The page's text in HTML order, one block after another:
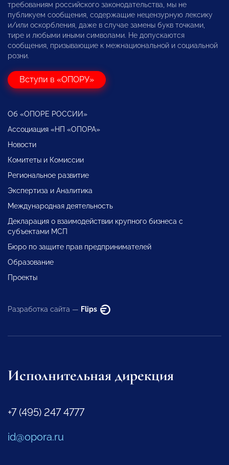
требованиям российского законодательства, мы не
публикуем сообщения, содержащие нецензурную лексику
и/или оскорбления, даже в случае замены букв точками,
тире и любыми иными символами. Не допускаются
сообщения, призывающие к межнациональной и социальной
розни.
Вступи в «ОПОРУ»
Об «ОПОРЕ РОССИИ»
Ассоциация «НП «ОПОРА»
Новости
Комитеты и Комиссии
Региональное развитие
Экспертиза и Аналитика
Международная деятельность
Декларация о взаимодействии крупного бизнеса с
субъектами МСП
Бюро по защите прав предпринимателей
Образование
Проекты
Разработка сайта — Flips
Исполнительная дирекция
+7 (495) 247 4777
id@opora.ru